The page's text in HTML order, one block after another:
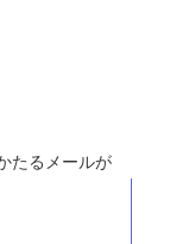
たるメールが